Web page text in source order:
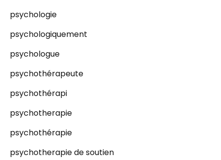
psychologie
psychologiquement
psychologue
psychothérapeute
psychothérapi
psychotherapie
psychothérapie
psychotherapie de soutien